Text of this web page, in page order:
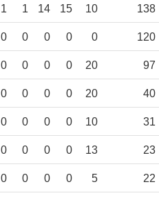
1 1 14 15 10 138
0 0 0 0 0 120
0 0 0 0 20 97
0 0 0 0 20 40
0 0 0 0 10 31
0 0 0 0 13 23
0 0 0 0 5 22